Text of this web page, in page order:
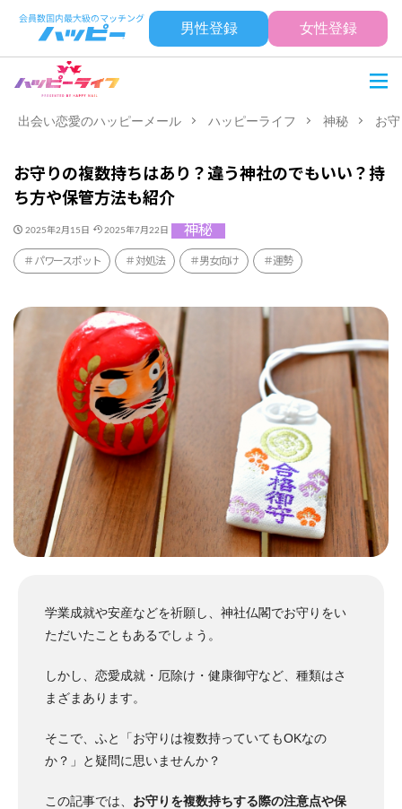
男性登録 女性登録
出会い恋愛のハッピーメール ハッピーライフ 神秘 お
お守りの複数持ちはあり？違う神社のでもいい？持
ち方や保管方法も紹介
2025年2月15日 2025年7月22日 神秘
パワースポット 対処法 男女向け 運勢
学業成就や安産などを祈願し、神社仏閣でお守りをい
ただいたこともあるでしょう。
しかし、恋愛成就・厄除け・健康御守など、種類はさ
まざまあります。
そこで、ふと「お守りは複数持っていてもOKなの
か？」と疑問に思いませんか？
この記事では、 お守りを複数持ちする際の注意点や保